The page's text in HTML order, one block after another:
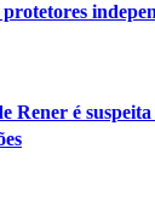
Rener é